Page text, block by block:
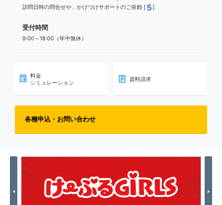
訪問日時の問合せや、かけつけサポートのご依頼 [ 5]
受付時間
9:00～18:00（年中無休）
料金
シミュレーション
資料請求
各種申込・お問い合わせ
Previous Next